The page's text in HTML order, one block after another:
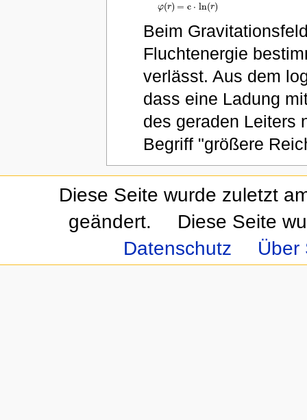
φ(r) = c ⋅ ln(r)
φ( r)= c⋅ ln (r)
Beim
Fluchtenergie
verlässt. Aus dem
dass eine Ladung
des geraden Leiters
Begriff "größere
Diese Seite wurde zuletzt
geändert.
Diese Seite
Datenschutz
Über